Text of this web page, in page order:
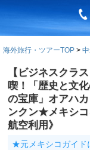
海外旅行・ツアーTOP
【ビジネスクラ
喫！「歴史と文
の宝庫」オアハ
ンクン★メキシコ
航空利用》
★元メキシコガイド